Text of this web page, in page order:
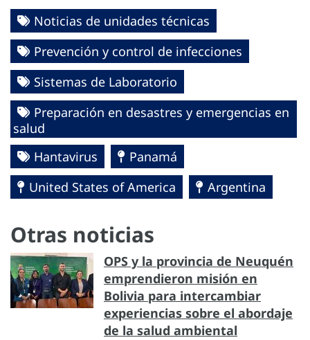
Noticias de unidades técnicas
Prevención y control de infecciones
Sistemas de Laboratorio
Preparación en desastres y emergencias en
salud
Hantavirus
Panamá
United States of America
Argentina
Otras noticias
OPS y la provincia de Neuquén
emprendieron misión en
Bolivia para intercambiar
experiencias sobre el abordaje
de la salud ambiental